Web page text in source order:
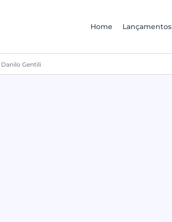
Home Lançamentos
Danilo Gentili